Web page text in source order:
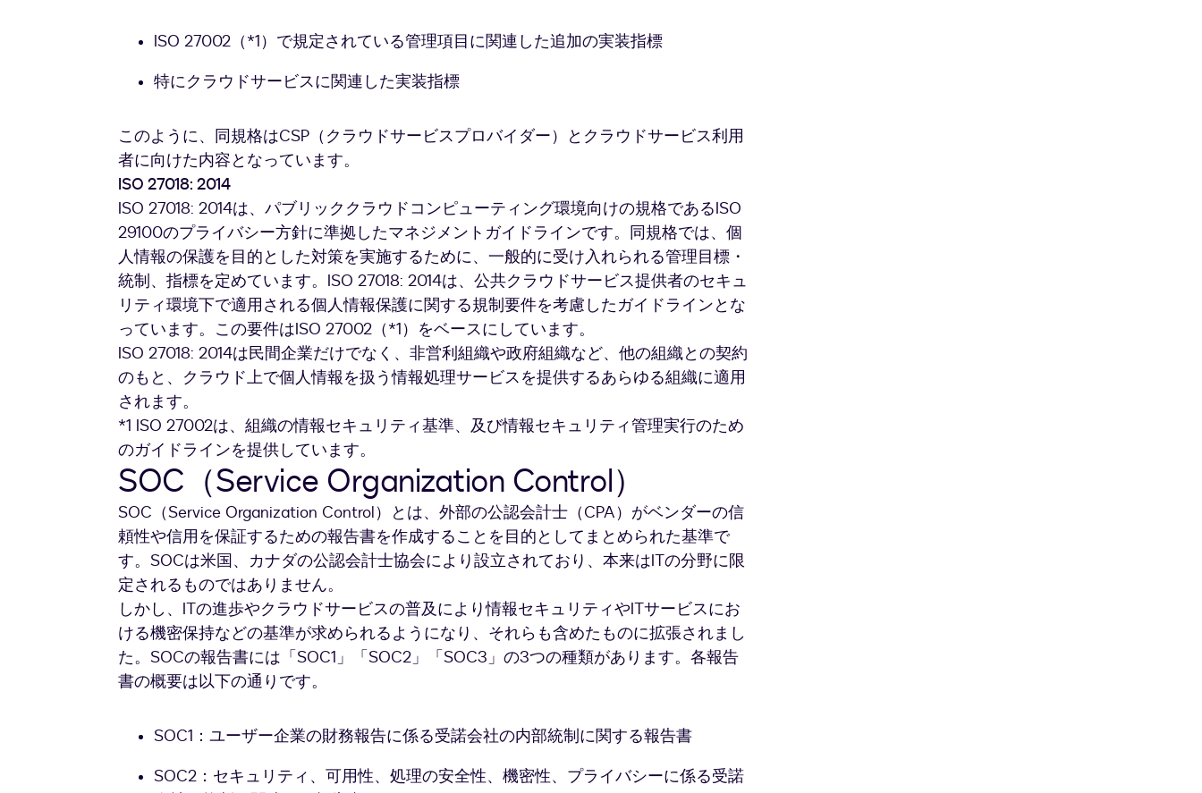
ISO 27002（*1）で規定されている管理項目に関連した追加の実装指標
特にクラウドサービスに関連した実装指標
このように、同規格はCSP（クラウドサービスプロバイダー）とクラウドサービス利用
者に向けた内容となっています。
ISO 27018: 2014
ISO 27018: 2014は、パブリッククラウドコンピューティング環境向けの規格であるISO
29100のプライバシー方針に準拠したマネジメントガイドラインです。同規格では、個
人情報の保護を目的とした対策を実施するために、一般的に受け入れられる管理目標・
統制、指標を定めています。ISO 27018: 2014は、公共クラウドサービス提供者のセキュ
リティ環境下で適用される個人情報保護に関する規制要件を考慮したガイドラインとな
っています。この要件はISO 27002（*1）をベースにしています。
ISO 27018: 2014は民間企業だけでなく、非営利組織や政府組織など、他の組織との契約
のもと、クラウド上で個人情報を扱う情報処理サービスを提供するあらゆる組織に適用
されます。
*1 ISO 27002は、組織の情報セキュリティ基準、及び情報セキュリティ管理実行のため
のガイドラインを提供しています。
SOC（Service Organization Control）
SOC（Service Organization Control）とは、外部の公認会計士（CPA）がベンダーの信
頼性や信用を保証するための報告書を作成することを目的としてまとめられた基準で
す。SOCは米国、カナダの公認会計士協会により設立されており、本来はITの分野に限
定されるものではありません。
しかし、ITの進歩やクラウドサービスの普及により情報セキュリティやITサービスにお
ける機密保持などの基準が求められるようになり、それらも含めたものに拡張されまし
た。SOCの報告書には「SOC1」「SOC2」「SOC3」の3つの種類があります。各報告
書の概要は以下の通りです。
SOC1：ユーザー企業の財務報告に係る受諾会社の内部統制に関する報告書
SOC2：セキュリティ、可用性、処理の安全性、機密性、プライバシーに係る受諾